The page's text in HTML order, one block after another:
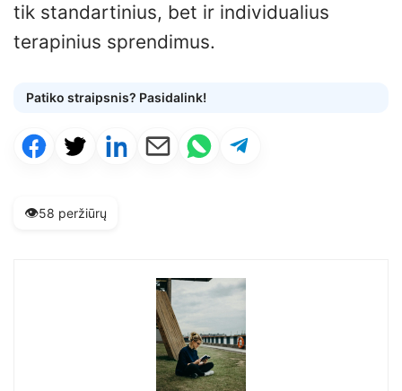
tik standartinius, bet ir individualius
terapinius sprendimus.
Patiko straipsnis? Pasidalink!
👁️58 peržiūrų